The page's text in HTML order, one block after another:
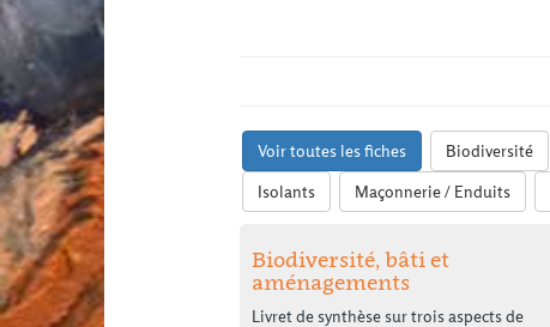
Voir toutes les fiches Biodiversité
Isolants
Maçonnerie / Enduits
Biodiversité, bâti et
aménagements
Livret de synthèse sur trois aspects de